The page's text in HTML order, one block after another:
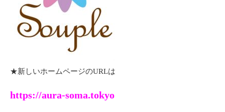
★新しいホームページのURLは
https://aura-soma.tokyo